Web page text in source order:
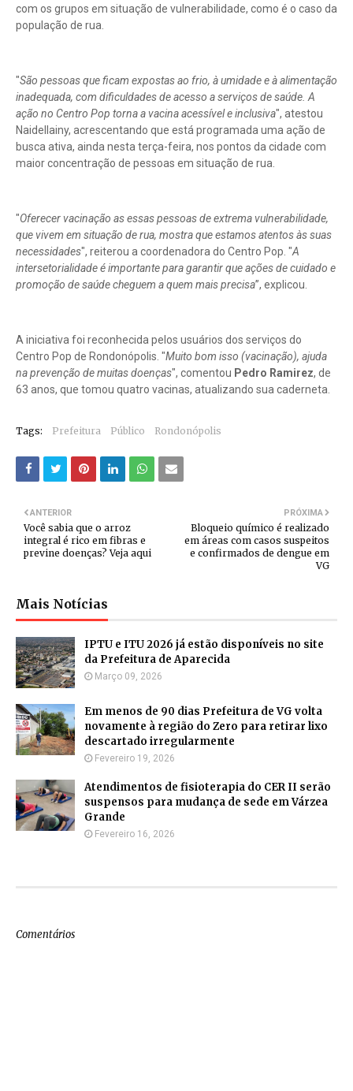
com os grupos em situação de vulnerabilidade, como é o caso da
população de rua.
"São pessoas que ficam expostas ao frio, à umidade e à alimentação
inadequada, com dificuldades de acesso a serviços de saúde. A
ação no Centro Pop torna a vacina acessível e inclusiva", atestou
Naidellainy, acrescentando que está programada uma ação de
busca ativa, ainda nesta terça-feira, nos pontos da cidade com
maior concentração de pessoas em situação de rua.
"Oferecer vacinação as essas pessoas de extrema vulnerabilidade,
que vivem em situação de rua, mostra que estamos atentos às suas
necessidades", reiterou a coordenadora do Centro Pop. "A
intersetorialidade é importante para garantir que ações de cuidado e
promoção de saúde cheguem a quem mais precisa”, explicou.
A iniciativa foi reconhecida pelos usuários dos serviços do
Centro Pop de Rondonópolis. "Muito bom isso (vacinação), ajuda
na prevenção de muitas doenças", comentou Pedro Ramirez, de
63 anos, que tomou quatro vacinas, atualizando sua caderneta.
Tags: Prefeitura Público Rondonópolis
PRÓXIMA
Bloqueio químico é realizado
em áreas com casos suspeitos
e confirmados de dengue em
VG
ANTERIOR
Você sabia que o arroz
integral é rico em fibras e
previne doenças? Veja aqui
Mais Notícias
IPTU e ITU 2026 já estão disponíveis no site
da Prefeitura de Aparecida
Março 09, 2026
Em menos de 90 dias Prefeitura de VG volta
novamente à região do Zero para retirar lixo
descartado irregularmente
Fevereiro 19, 2026
Atendimentos de fisioterapia do CER II serão
suspensos para mudança de sede em Várzea
Grande
Fevereiro 16, 2026
Comentários